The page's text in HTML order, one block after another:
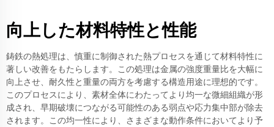
向上した材料特性と性能
鋳鉄の熱処理は、慎重に制御された熱プロセスを通じて材料特性に
著しい改善をもたらします。この処理は金属の強度重量比を大幅に
向上させ、耐久性と重量の両方を考慮する構造用途に理想的です。
このプロセスにより、素材全体にわたってより均一な微細組織が形
成され、早期破壊につながる可能性のある弱点や応力集中部が除去
されます。この均一性により、さまざまな動作条件においてより予